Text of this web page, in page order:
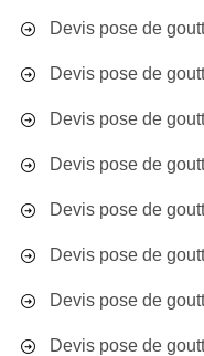
Devis pose de
Devis pose de
Devis pose de
Devis pose de
Devis pose de
Devis pose de
Devis pose de
Devis pose de